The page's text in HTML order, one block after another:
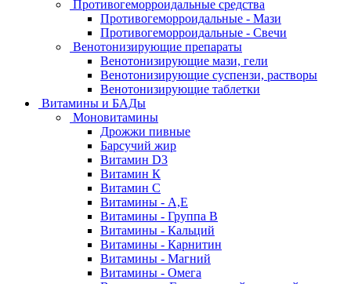
Противогеморроидальные средства
Противогеморроидальные - Мази
Противогеморроидальные - Свечи
Венотонизирующие препараты
Венотонизирующие мази, гели
Венотонизирующие суспензи, растворы
Венотонизирующие таблетки
Витамины и БАДы
Моновитамины
Дрожжи пивные
Барсучий жир
Витамин D3
Витамин К
Витамин С
Витамины - А,Е
Витамины - Группа В
Витамины - Кальций
Витамины - Карнитин
Витамины - Магний
Витамины - Омега